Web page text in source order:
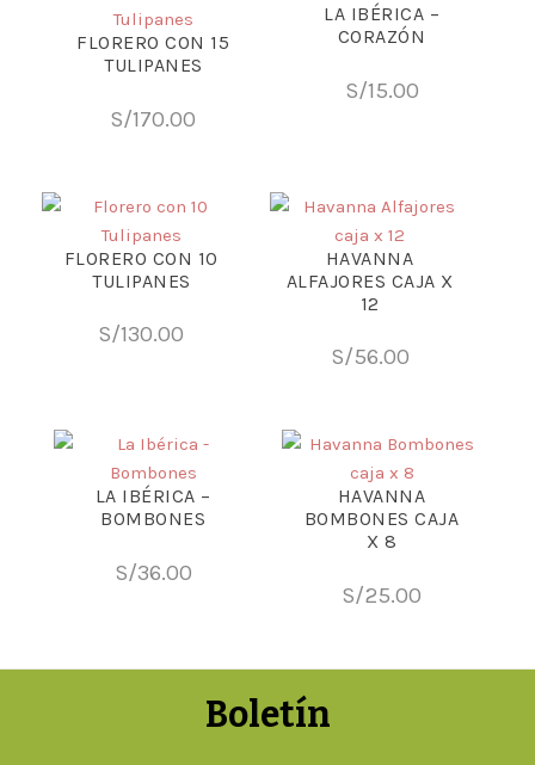
FLORERO CON 15
TULIPANES
S/170.00
LA IBÉRICA –
CORAZÓN
S/15.00
FLORERO CON 10
TULIPANES
S/130.00
HAVANNA
ALFAJORES CAJA X
12
S/56.00
LA IBÉRICA –
BOMBONES
S/36.00
HAVANNA
BOMBONES CAJA
X 8
S/25.00
Boletín